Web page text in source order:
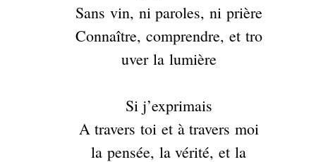
Sans vin, ni paroles, ni prière
Connaître, comprendre, et tro
uver la lumière
Si j’exprimais
A travers toi et à travers moi
la pensée, la vérité, et la